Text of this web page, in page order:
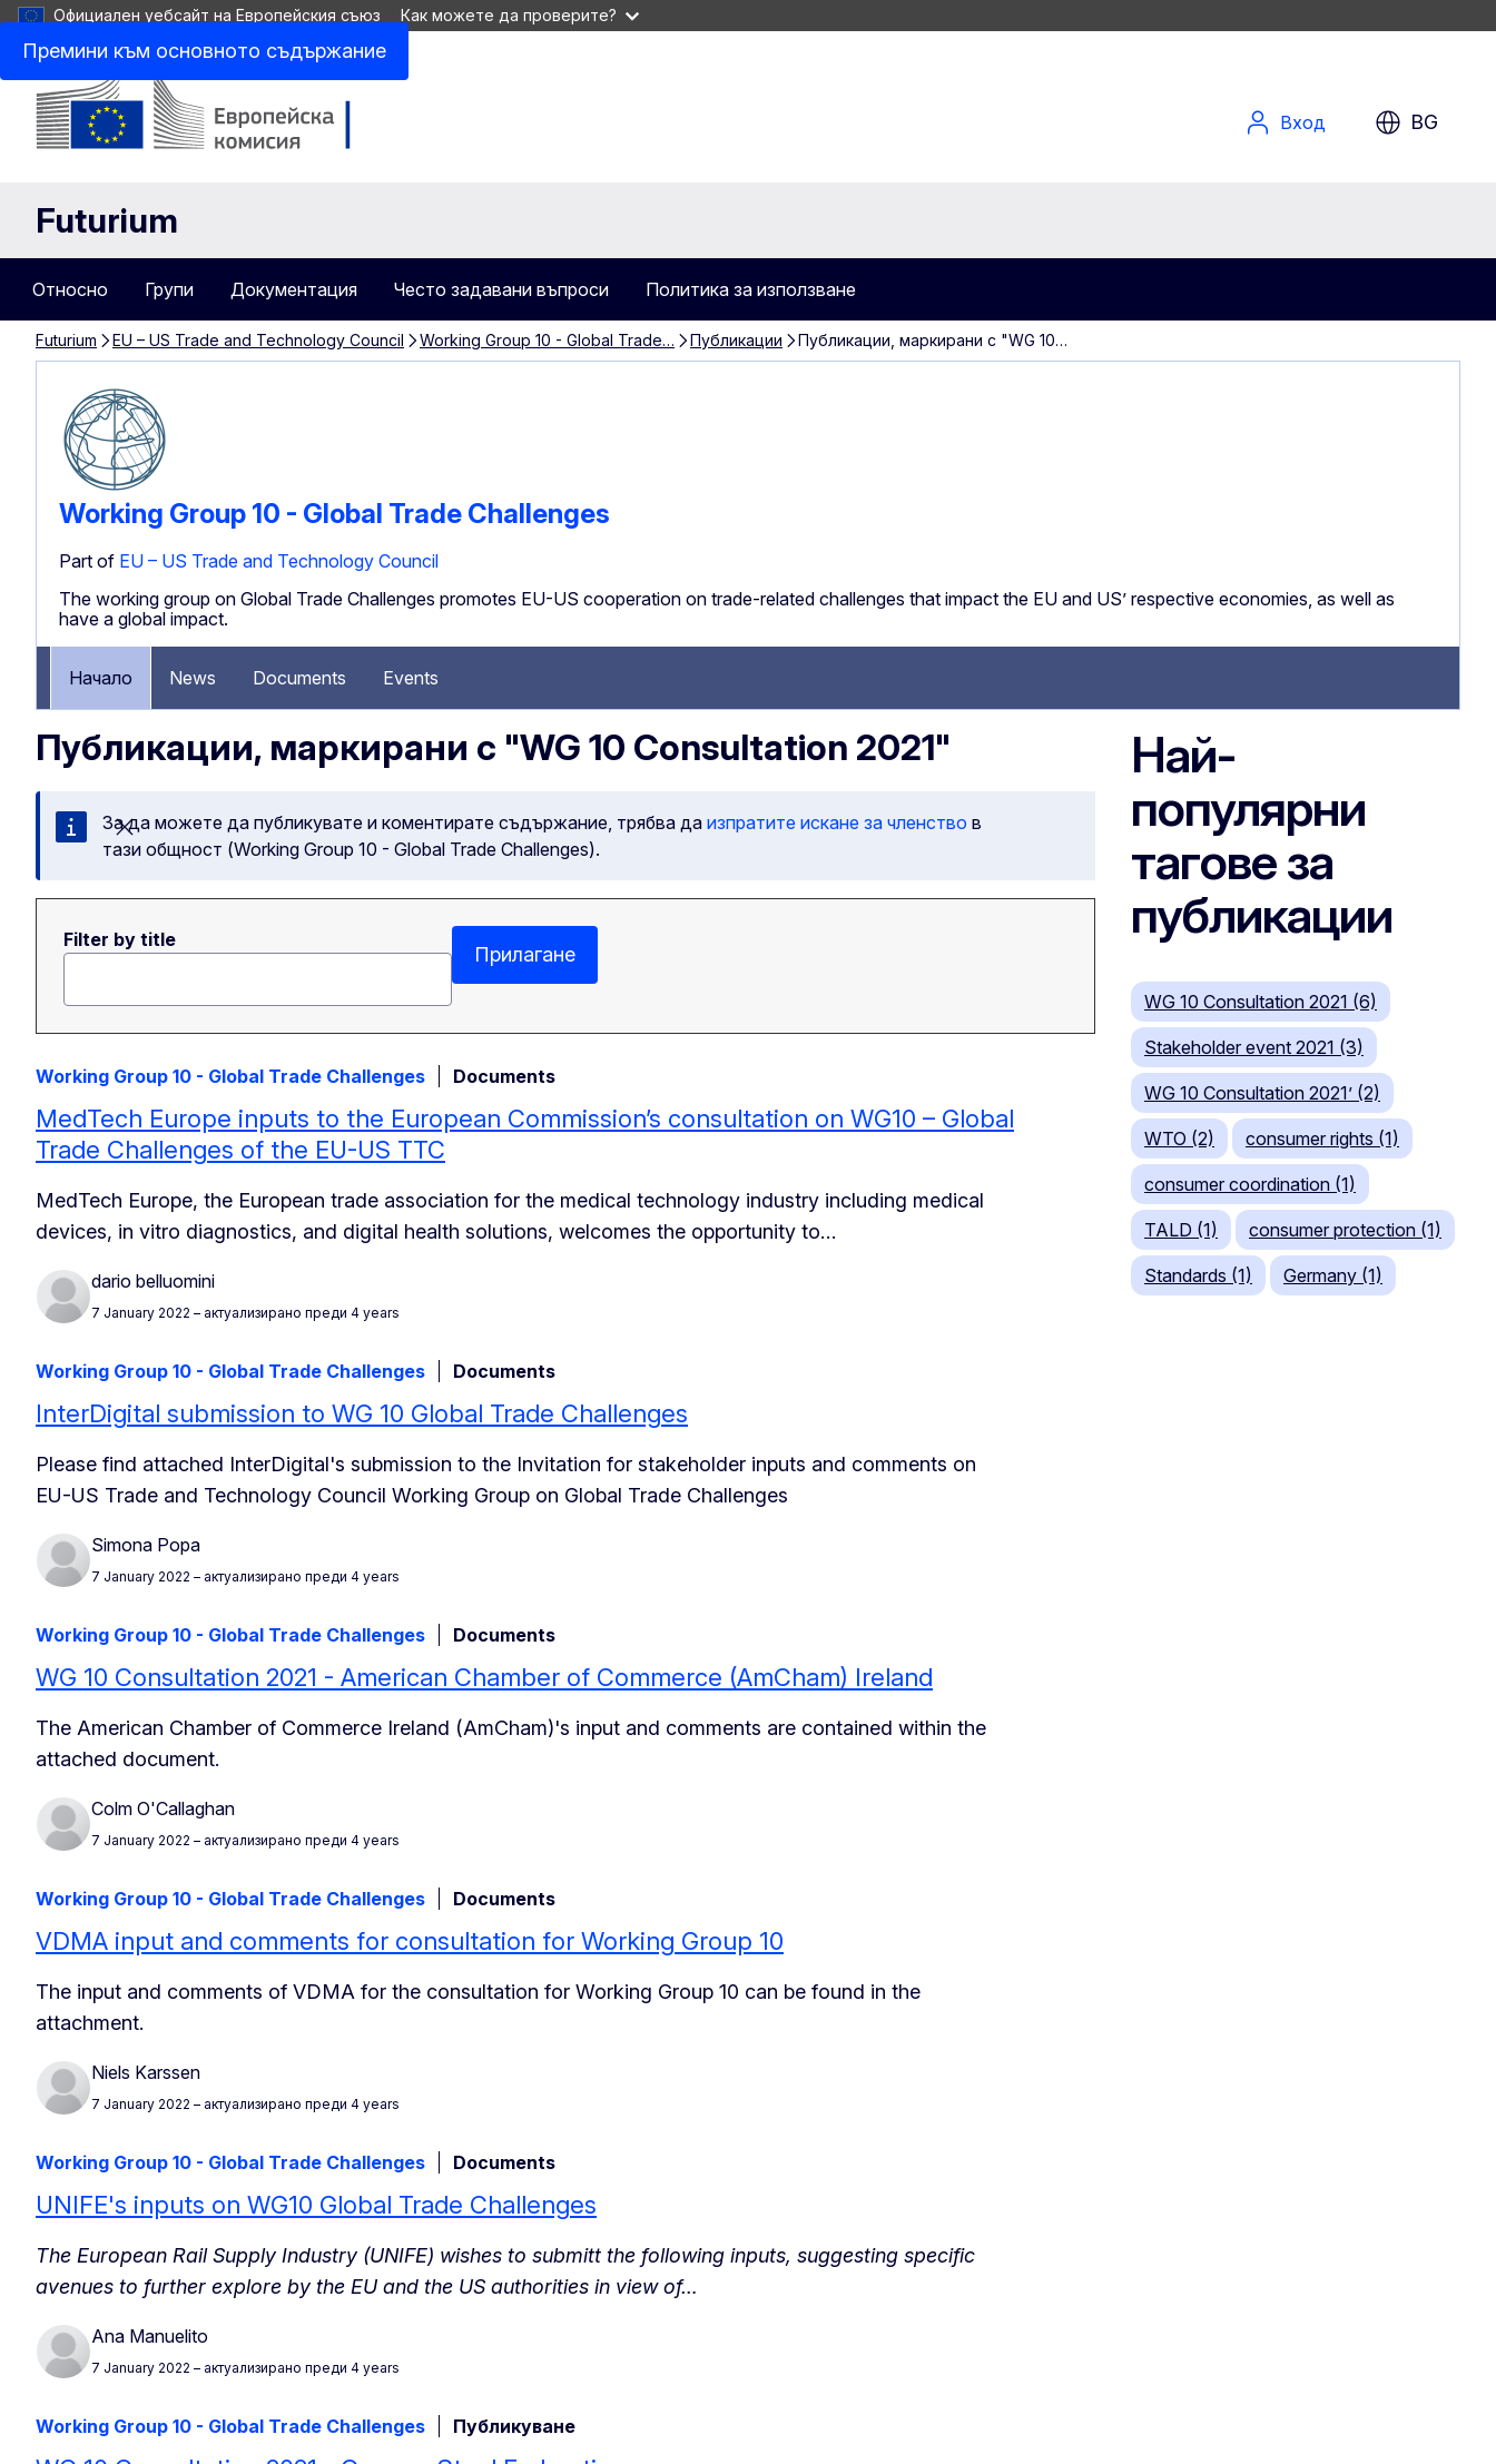
Премини към основното съдържание
Официален уебсайт на Европейския съюз Как можете да проверите?
Вход BG
Futurium
Относно Групи Документация Често задавани въпроси Политика за използване
Futurium EU – US Trade and Technology Council Working Group 10 - Global Trade… Публикации Публикации, маркирани с "WG 10…
Working Group 10 - Global Trade Challenges
Part of EU – US Trade and Technology Council
The working group on Global Trade Challenges promotes EU-US cooperation on trade-related challenges that impact the EU and US’ respective economies, as well as
have a global impact.
Начало News Documents Events
Публикации, маркирани с "WG 10 Consultation 2021"
Затваряне на съобщението
За да можете да публикувате и коментирате съдържание, трябва да изпратите искане за членство в
тази общност (Working Group 10 - Global Trade Challenges).
Filter by title
Прилагане
Working Group 10 - Global Trade Challenges Documents
MedTech Europe inputs to the European Commission’s consultation on WG10 – Global
Trade Challenges of the EU-US TTC
MedTech Europe, the European trade association for the medical technology industry including medical
devices, in vitro diagnostics, and digital health solutions, welcomes the opportunity to…
dario belluomini
7 January 2022 – актуализирано преди 4 years
Working Group 10 - Global Trade Challenges Documents
InterDigital submission to WG 10 Global Trade Challenges
Please find attached InterDigital's submission to the Invitation for stakeholder inputs and comments on
EU-US Trade and Technology Council Working Group on Global Trade Challenges
Simona Popa
7 January 2022 – актуализирано преди 4 years
Working Group 10 - Global Trade Challenges Documents
WG 10 Consultation 2021 - American Chamber of Commerce (AmCham) Ireland
The American Chamber of Commerce Ireland (AmCham)'s input and comments are contained within the
attached document.
Colm O'Callaghan
7 January 2022 – актуализирано преди 4 years
Working Group 10 - Global Trade Challenges Documents
VDMA input and comments for consultation for Working Group 10
The input and comments of VDMA for the consultation for Working Group 10 can be found in the
attachment.
Niels Karssen
7 January 2022 – актуализирано преди 4 years
Working Group 10 - Global Trade Challenges Documents
UNIFE's inputs on WG10 Global Trade Challenges
The European Rail Supply Industry (UNIFE) wishes to submitt the following inputs, suggesting specific
avenues to further explore by the EU and the US authorities in view of…
Ana Manuelito
7 January 2022 – актуализирано преди 4 years
Working Group 10 - Global Trade Challenges Публикуване
Най-
популярни
тагове за
публикации
WG 10 Consultation 2021 (6)
Stakeholder event 2021 (3)
WG 10 Consultation 2021’ (2)
WTO (2) consumer rights (1)
consumer coordination (1)
TALD (1) consumer protection (1)
Standards (1) Germany (1)